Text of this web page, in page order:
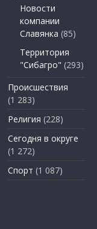
Новости
компании
Славянка (85)
Территория
"Сибагро" (293)
Происшествия
(1 283)
Религия (228)
Сегодня в округе
(1 272)
Спорт (1 087)